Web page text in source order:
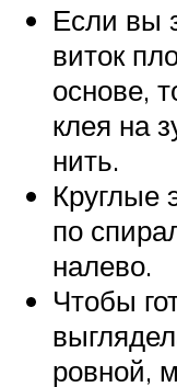
Если вы
виток
основе,
клея на
нить.
Круглые
по
налево.
Чтобы
ровной,